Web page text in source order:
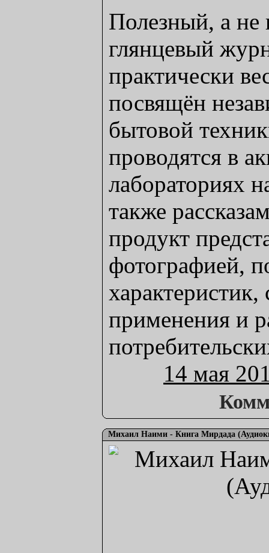
Полезный, а не
глянцевый
практически
посвящён
бытовой
проводятся в
лабораториях
также
продукт
фотографией,
применения и
14 мая
Михаил Наими - Книга Мирдада